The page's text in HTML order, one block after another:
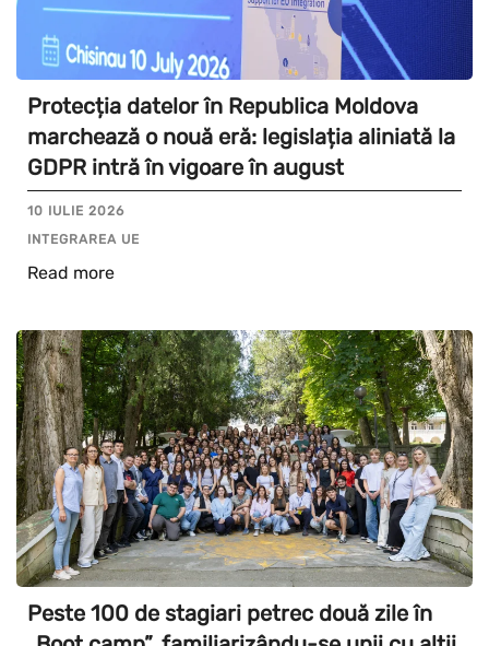
Protecția datelor în Republica Moldova
marchează o nouă eră: legislația aliniată la
GDPR intră în vigoare în august
10 IULIE 2026
INTEGRAREA UE
Read more
Peste 100 de stagiari petrec două zile în